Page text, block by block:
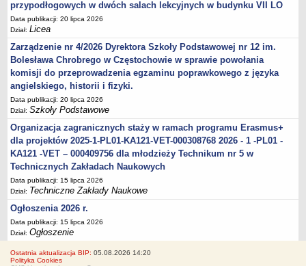
przypodłogowych w dwóch salach lekcyjnych w budynku VII LO
Data publikacji: 20 lipca 2026
Dział:Licea
Zarządzenie nr 4/2026 Dyrektora Szkoły Podstawowej nr 12 im.
Bolesława Chrobrego w Częstochowie w sprawie powołania
komisji do przeprowadzenia egzaminu poprawkowego z języka
angielskiego, historii i fizyki.
Data publikacji: 20 lipca 2026
Dział:Szkoły Podstawowe
Organizacja zagranicznych staży w ramach programu Erasmus+
dla projektów 2025-1-PL01-KA121-VET-000308768 2026 - 1 -PL01 -
KA121 -VET – 000409756 dla młodzieży Technikum nr 5 w
Technicznych Zakładach Naukowych
Data publikacji: 15 lipca 2026
Dział: Techniczne Zakłady Naukowe
Ogłoszenia 2026 r.
Data publikacji: 15 lipca 2026
Dział:Ogłoszenie
Ostatnia aktualizacja BIP: 05.08.2026 14:20
Polityka Cookies